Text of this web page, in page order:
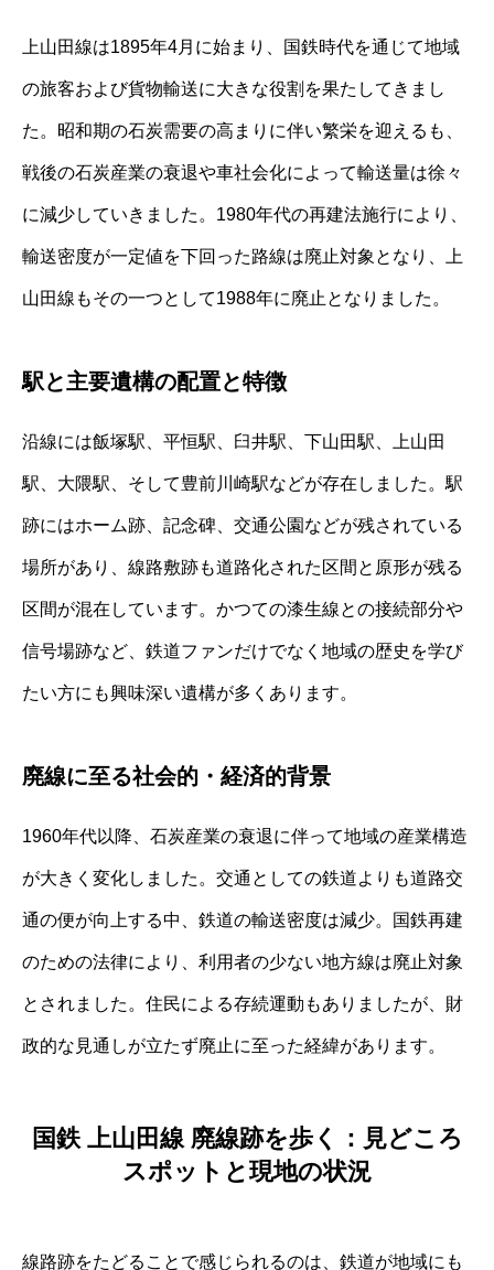
上山田線は1895年4月に始まり、国鉄時代を通じて地域
の旅客および貨物輸送に大きな役割を果たしてきまし
た。昭和期の石炭需要の高まりに伴い繁栄を迎えるも、
戦後の石炭産業の衰退や車社会化によって輸送量は徐々
に減少していきました。1980年代の再建法施行により、
輸送密度が一定値を下回った路線は廃止対象となり、上
山田線もその一つとして1988年に廃止となりました。
駅と主要遺構の配置と特徴
沿線には飯塚駅、平恒駅、臼井駅、下山田駅、上山田
駅、大隈駅、そして豊前川崎駅などが存在しました。駅
跡にはホーム跡、記念碑、交通公園などが残されている
場所があり、線路敷跡も道路化された区間と原形が残る
区間が混在しています。かつての漆生線との接続部分や
信号場跡など、鉄道ファンだけでなく地域の歴史を学び
たい方にも興味深い遺構が多くあります。
廃線に至る社会的・経済的背景
1960年代以降、石炭産業の衰退に伴って地域の産業構造
が大きく変化しました。交通としての鉄道よりも道路交
通の便が向上する中、鉄道の輸送密度は減少。国鉄再建
のための法律により、利用者の少ない地方線は廃止対象
とされました。住民による存続運動もありましたが、財
政的な見通しが立たず廃止に至った経緯があります。
国鉄 上山田線 廃線跡を歩く：見どころ
スポットと現地の状況
線路跡をたどることで感じられるのは、鉄道が地域にも